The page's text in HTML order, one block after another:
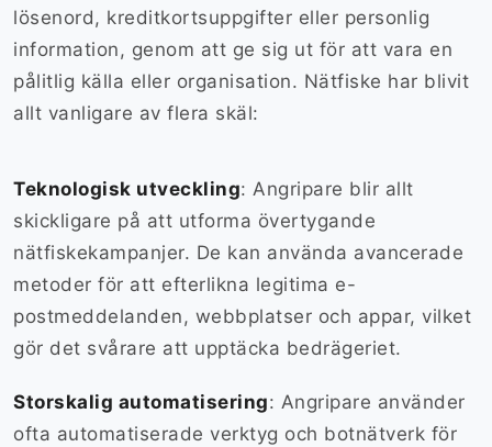
lösenord, kreditkortsuppgifter eller personlig
information, genom att ge sig ut för att vara en
pålitlig källa eller organisation. Nätfiske har blivit
allt vanligare av flera skäl:
Teknologisk utveckling: Angripare blir allt
skickligare på att utforma övertygande
nätfiskekampanjer. De kan använda avancerade
metoder för att efterlikna legitima e-
postmeddelanden, webbplatser och appar, vilket
gör det svårare att upptäcka bedrägeriet.
Storskalig automatisering: Angripare använder
ofta automatiserade verktyg och botnätverk för